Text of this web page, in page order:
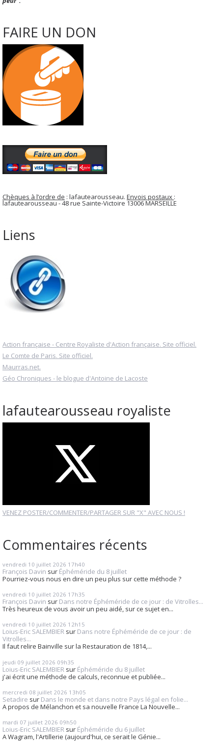
FAIRE UN DON
Chèques à l’ordre de : lafautearousseau. Envois postaux :
lafautearousseau - 48 rue Sainte-Victoire 13006 MARSEILLE
Liens
Action française - Centre Royaliste d'Action française. Site officiel.
Le Comte de Paris. Site officiel.
Maurras.net.
Géo Chroniques - le blogue d'Antoine de Lacoste
lafautearousseau royaliste
VENEZ POSTER/COMMENTER/PARTAGER SUR "X" AVEC NOUS !
Commentaires récents
vendredi 10 juillet 2026 17h40
François Davin sur Éphéméride du 8 juillet
Pourriez-vous nous en dire un peu plus sur cette méthode ?
vendredi 10 juillet 2026 17h35
François Davin sur Dans notre Éphéméride de ce jour : de Vitrolles...
Très heureux de vous avoir un peu aidé, sur ce sujet en...
vendredi 10 juillet 2026 12h15
Loius-Eric SALEMBIER sur Dans notre Éphéméride de ce jour : de
Vitrolles...
Il faut relire Bainville sur la Restauration de 1814,...
jeudi 09 juillet 2026 09h35
Loius-Eric SALEMBIER sur Éphéméride du 8 juillet
j'ai écrit une méthode de calculs, reconnue et publiée...
mercredi 08 juillet 2026 13h05
Setadire sur Dans le monde et dans notre Pays légal en folie...
A propos de Mélanchon et sa nouvelle France La Nouvelle...
mardi 07 juillet 2026 09h50
Loius-Eric SALEMBIER sur Éphéméride du 6 juillet
A Wagram, l'Artillerie (aujourd'hui, ce serait le Génie...